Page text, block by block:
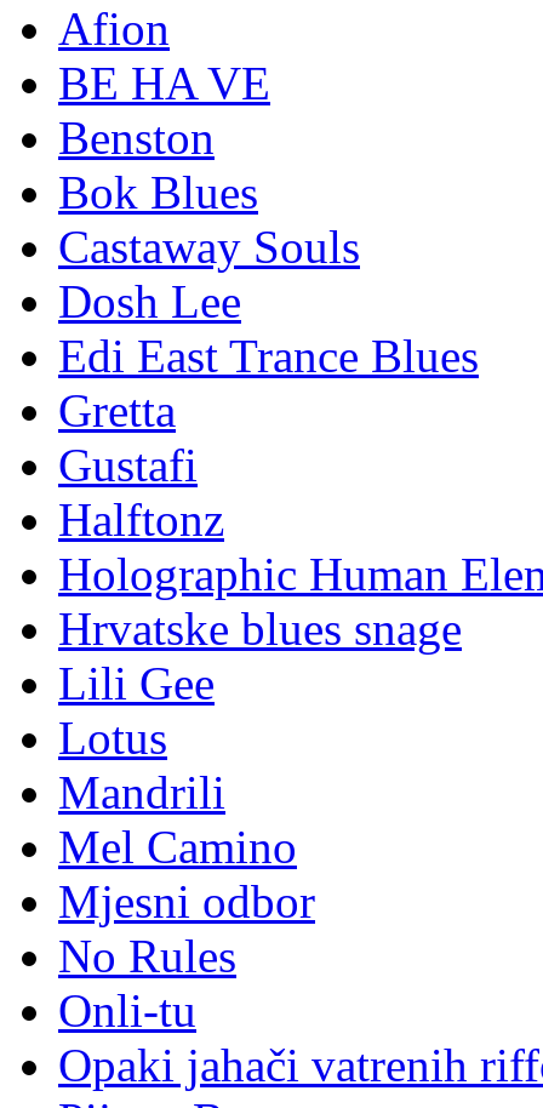
Afion
BE HA VE
Benston
Bok Blues
Castaway Souls
Dosh Lee
Edi East Trance Blues
Gretta
Gustafi
Halftonz
Holographic Human
Hrvatske blues snage
Lili Gee
Lotus
Mandrili
Mel Camino
Mjesni odbor
No Rules
Onli-tu
Opaki jahači vatrenih